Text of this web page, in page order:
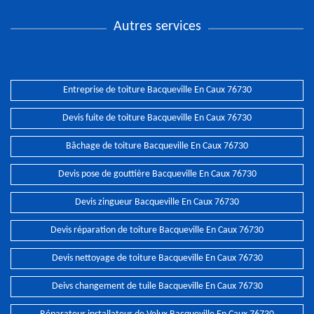
Autres services
Entreprise de toiture Bacqueville En Caux 76730
Devis fuite de toiture Bacqueville En Caux 76730
Bâchage de toiture Bacqueville En Caux 76730
Devis pose de gouttière Bacqueville En Caux 76730
Devis zingueur Bacqueville En Caux 76730
Devis réparation de toiture Bacqueville En Caux 76730
Devis nettoyage de toiture Bacqueville En Caux 76730
Deivs changement de tuile Bacqueville En Caux 76730